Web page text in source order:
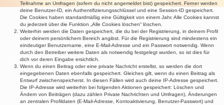
Teilnahme an Umfragen (sofern du nicht angemeldet bist) gespeichert. Ferner werden
deine Benutzer-ID, ein Authentifizierungsschlüssel und eine Session-ID gespeichert.
Die Cookies haben standardmäßig eine Gültigkeit von einem Jahr. Alle Cookies kannst
du jederzeit über die Funktion „Alle Cookies löschen“ löschen.
Weiterhin werden die Daten gespeichert, die du bei der Registrierung, in deinem Profil
oder deinem persönlichem Bereich angibst. Für die Registrierung sind mindestens ein
eindeutiger Benutzername, eine E-Mail-Adresse und ein Passwort notwendig. Wenn
durch den Betreiber weitere Daten als notwendig festgelegt wurden, so ist dies für
dich vor deren Eingabe ersichtlich.
Wenn du einen Beitrag oder eine private Nachricht erstellst, so werden die dort
eingegebenen Daten ebenfalls gespeichert. Gleiches gilt, wenn du einen Beitrag als
Entwurf zwischenspeicherst. In diesen Fällen wird auch deine IP-Adresse gespeichert.
Die IP-Adresse wird weiterhin bei folgenden Aktionen gespeichert: Löschen und
Ändern von Beiträgen (dazu zählen Private Nachrichten und Umfragen), Änderungen
an zentralen Profildaten (E-Mail-Adresse, Kontoaktivierung, Benutzer-Passwort) und